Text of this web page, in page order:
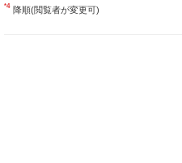
*4 降順(閲覧者が変更可)